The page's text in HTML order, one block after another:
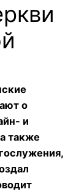
о
и
также